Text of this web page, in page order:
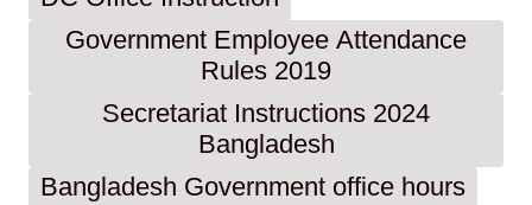
Government Employee Attendance
Rules 2019
Secretariat Instructions 2024
Bangladesh
Bangladesh Government office hours